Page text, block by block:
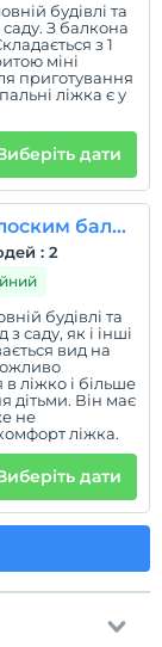
віком до 6
віком до 6
будівлі та
З балкона
з 1
міні
приготування
ліжка є у
дати
Двомісний номер з плоским балконом з видом на сад
: 2
будівлі та
саду, як і інші
вид на
ліжко і більше
дітьми. Він має
не
ліжка.
дати